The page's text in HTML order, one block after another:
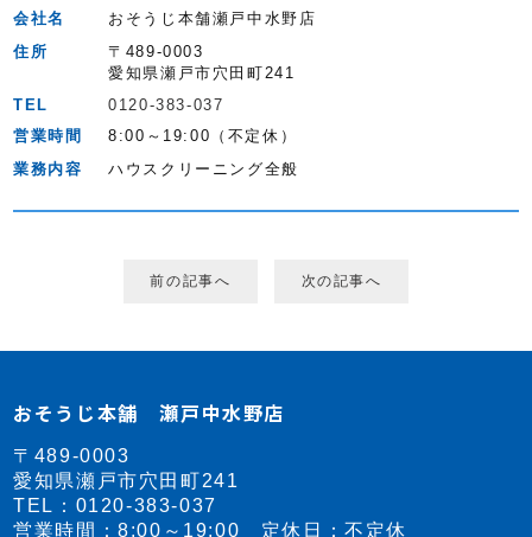
会社名
おそうじ本舗瀬戸中水野店
住所
〒489-0003
愛知県瀬戸市穴田町241
TEL
0120-383-037
営業時間
8:00～19:00（不定休）
業務内容
ハウスクリーニング全般
前の記事へ 次の記事へ
おそうじ本舗 瀬戸中水野店
〒489-0003
愛知県瀬戸市穴田町241
TEL： 0120-383-037
営業時間：8:00～19:00 定休日：不定休